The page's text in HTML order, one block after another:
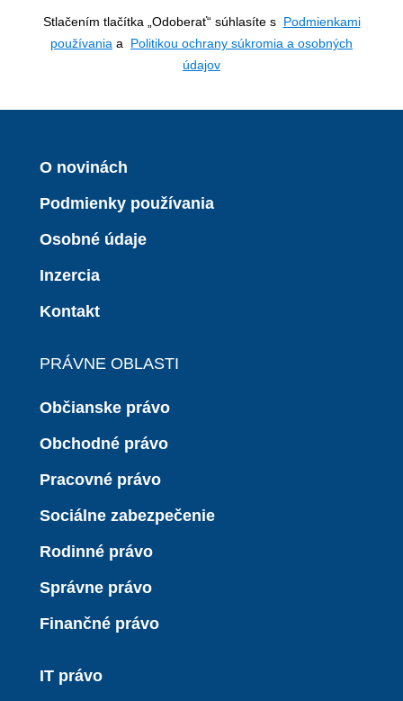
Stlačením tlačítka „Odoberať“ súhlasíte s Podmienkami
používania a Politikou ochrany súkromia a osobných
údajov
O novinách
Podmienky používania
Osobné údaje
Inzercia
Kontakt
PRÁVNE OBLASTI
Občianske právo
Obchodné právo
Pracovné právo
Sociálne zabezpečenie
Rodinné právo
Správne právo
Finančné právo
IT právo